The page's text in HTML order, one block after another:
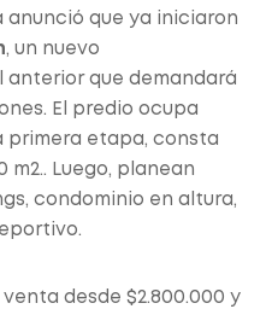
anunció que ya iniciaron
, un nuevo
que demandará
El predio ocupa
primera etapa, consta
m2.. Luego, planean
condominio en altura,
desde $2.800.000 y